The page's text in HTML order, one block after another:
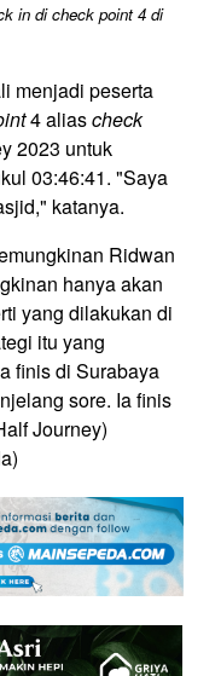
in di check point 4 di
menjadi peserta
4 aliascheck
2023 untuk
03:46:41. "Saya
katanya.
Ridwan
hanya akan
yang dilakukan di
itu yang
finis di Surabaya
sore. Ia finis
Journey)